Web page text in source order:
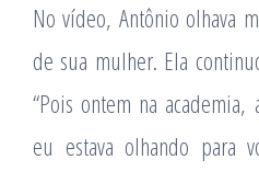
No vídeo, Antônio olhava
de sua mulher. Ela
“Pois ontem na academia,
eu estava olhando para